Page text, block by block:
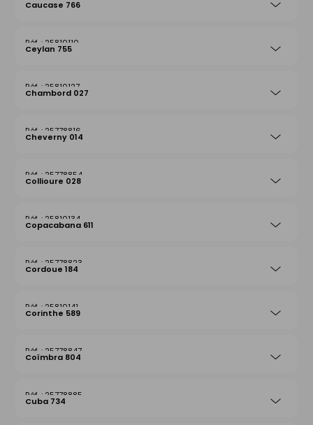
Caucase 766
25810110
Ceylan 755
25810127
Chambord 027
25778816
Cheverny 014
25778854
Collioure 028
25810134
Copacabana 611
25778823
Cordoue 184
25810141
Corinthe 589
25778847
Coïmbra 804
25778885
Cuba 734